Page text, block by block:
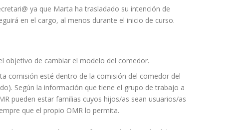
ya que Marta ha trasladado su intención de
en el cargo, al menos durante el inicio de curso.
objetivo de cambiar el modelo del comedor.
comisión esté dentro de la comisión del comedor del
Según la información que tiene el grupo de trabajo a
pueden estar familias cuyos hijos/as sean usuarios/as
que el propio OMR lo permita.